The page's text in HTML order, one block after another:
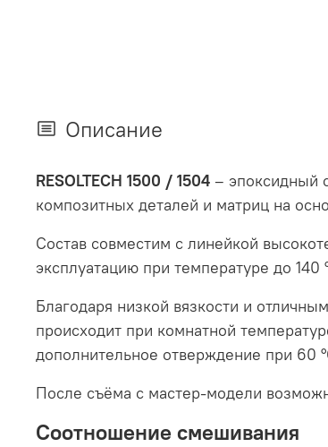
Описание
RESOLTECH 1500 / 1504 – эпоксидный
композитных деталей и матриц на
Состав совместим с линейкой
эксплуатацию при температуре до 140
Благодаря низкой вязкости и
происходит при комнатной
дополнительное отверждение при 60
После съёма с мастер-модели
Соотношение смешивания